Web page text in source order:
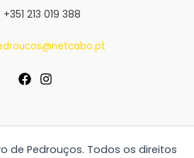
+351 213 019 388
de Pedrouços. Todos os direitos